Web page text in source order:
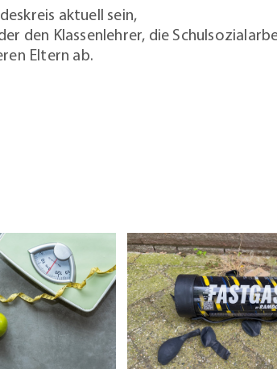
aktuell sein,
den Klassenlehrer, die
Eltern ab.